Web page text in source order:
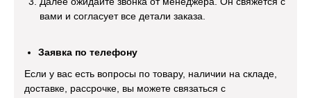
вами и согласует все детали заказа.
Заявка по телефону
Если у вас есть вопросы по товару, наличии на складе,
доставке, рассрочке, вы можете связаться с
Оплата и доставка